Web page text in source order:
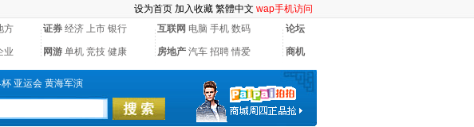
设为首页 加入收藏 繁體中文 wap手机访问
方 证券 经济 上市 银行 互联网 电脑 手机 数码 论坛
业 网游 单机 竞技 健康 房地产 汽车 招聘 情爱 商机
亚运会 黄海军演